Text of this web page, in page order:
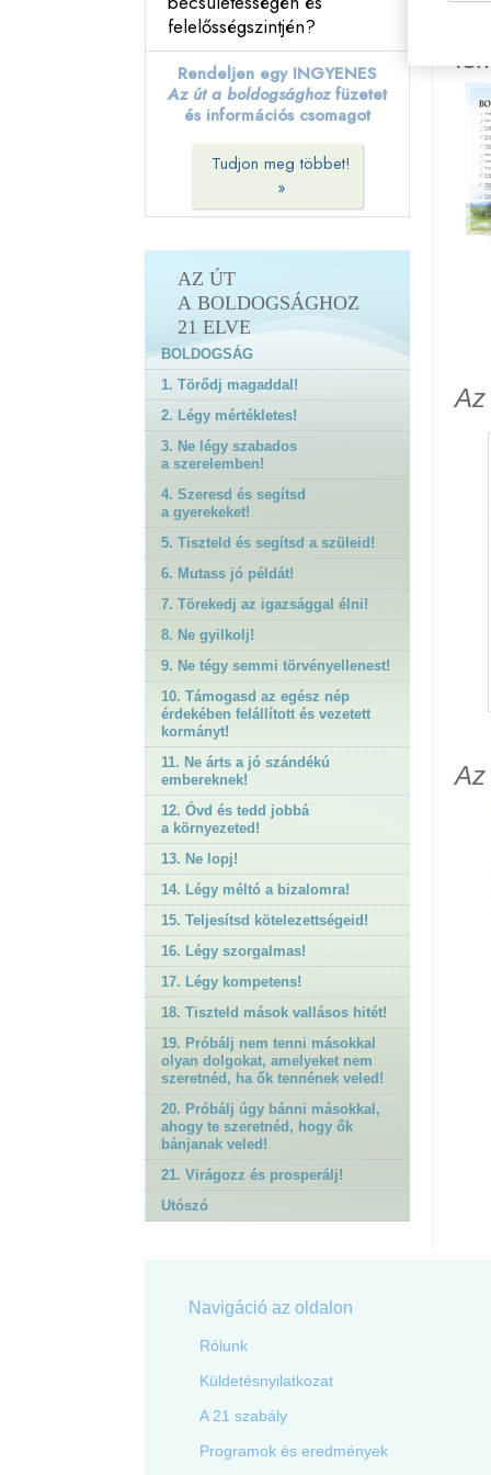
19. Próbálj nem tenni
másokkal olyan dolgokat,
amelyeket nem szeretnéd,
ha ők tennének veled!
20. Próbálj úgy bánni
másokkal, ahogy te
szeretnéd, hogy ők
bánjanak veled!
Az
Az
felelősségszintjén?
Rendeljen egy INGYENES
Az út a boldogsághozfüzetet
és információs csomagot
Tudjon meg többet!
»
AZ ÚT
A BOLDOGSÁGHOZ
21 ELVE
BOLDOGSÁG
1. Törődj magaddal!
2. Légy mértékletes!
3. Ne légy szabados
a szerelemben!
4. Szeresd és segítsd
a gyerekeket!
5. Tiszteld és segítsd a szüleid!
6. Mutass jó példát!
7. Törekedj az igazsággal élni!
8. Ne gyilkolj!
9. Ne tégy semmi törvényellenest!
10. Támogasd az egész nép
érdekében felállított és vezetett
kormányt!
11. Ne árts a jó szándékú
embereknek!
12. Óvd és tedd jobbá
a környezeted!
13. Ne lopj!
14. Légy méltó a bizalomra!
15. Teljesítsd kötelezettségeid!
16. Légy szorgalmas!
17. Légy kompetens!
18. Tiszteld mások vallásos hitét!
19. Próbálj nem tenni másokkal
olyan dolgokat, amelyeket nem
szeretnéd, ha ők tennének veled!
20. Próbálj úgy bánni másokkal,
ahogy te szeretnéd, hogy ők
bánjanak veled!
21. Virágozz és prosperálj!
Utószó
Navigáció az oldalon
Rólunk
Küldetésnyilatkozat
A 21 szabály
Programok és eredmények